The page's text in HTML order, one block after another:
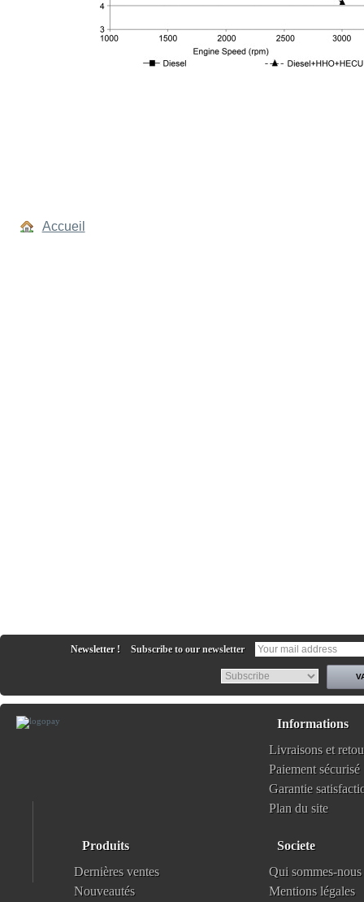
Accueil
Newsletter ! Subscribe to our newsletter
Informations
Livraisons et
Paiement sécurisé
Garantie
Plan du site
Produits
Dernières ventes
Nouveautés
Societe
Qui sommes-nous
Mentions légales